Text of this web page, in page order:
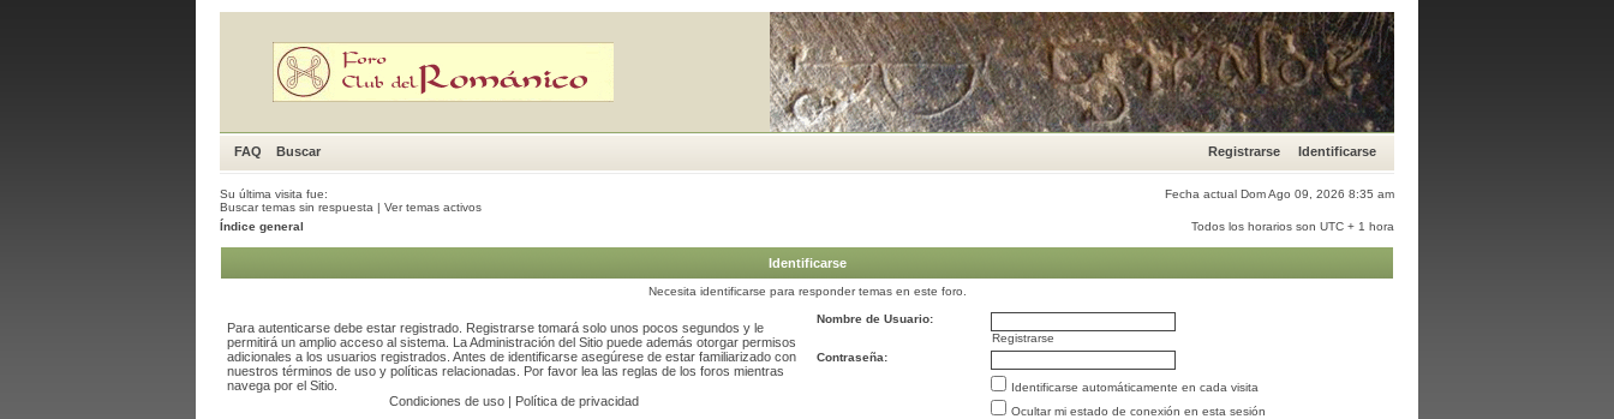
FAQ Buscar Registrarse Identificarse
Su última visita fue:
Fecha actual Dom Ago 09, 2026 8:35 am
Buscar temas sin respuesta | Ver temas activos
Índice general
Todos los horarios son UTC + 1 hora
Identificarse
Necesita identificarse para responder temas en este foro.
Para autenticarse debe estar registrado. Registrarse tomará solo unos pocos segundos y le
permitirá un amplio acceso al sistema. La Administración del Sitio puede además otorgar permisos
adicionales a los usuarios registrados. Antes de identificarse asegúrese de estar familiarizado con
nuestros términos de uso y políticas relacionadas. Por favor lea las reglas de los foros mientras
navega por el Sitio.
Condiciones de uso| Política de privacidad
Nombre de Usuario:
Registrarse
Contraseña:
Identificarse automáticamente en cada visita
Ocultar mi estado de conexión en esta sesión